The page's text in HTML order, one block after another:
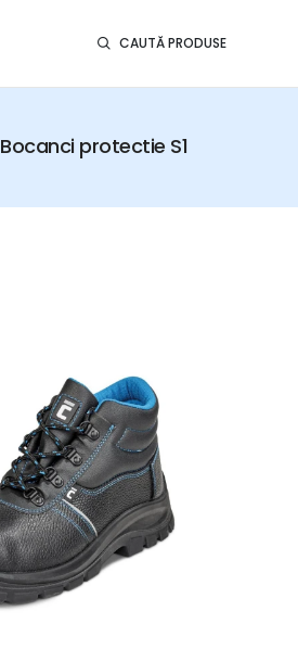
CAUTĂ PRODUSE
Bocanci protectie S1